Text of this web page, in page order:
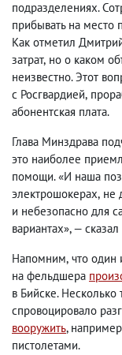
подразделениях. С
прибывать на место
Как отметил
затрат, но о каком
неизвестно. Этот
с Росгвардией,
абонентская плата.
Глава Минздрава
это наиболее
помощи. «И наша
электрошокерах, не
и небезопасно для
вариантах», —
Напомним, что один
на фельдшера
в Бийске. Несколько
спровоцировало
вооружить, например
пистолетами.